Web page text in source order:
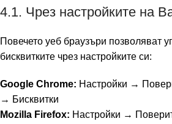
4.1. Чрез настройките на
Повечето уеб браузъри позволяват
бисквитките чрез настройките си:
Google Chrome: Настройки →
→ Бисквитки
Mozilla Firefox: Настройки →